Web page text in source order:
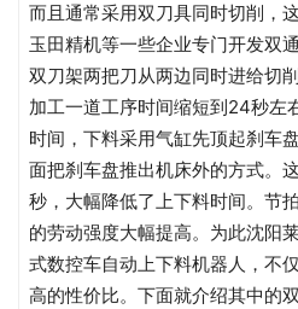
而且通常采用双刀具同时切削，
玉田精机等一些企业专门开发双
双刀架两把刀从两边同时进给切
加工一道工序时间缩短到24秒左
时间，下料采用气缸先顶起刹车
面把刹车盘推出机床外的方式。
秒，大幅降低了上下料时间。节
的劳动强度大幅提高。为此沈阳
式数控车自动上下料机器人，不
高的性价比。下面就介绍其中的